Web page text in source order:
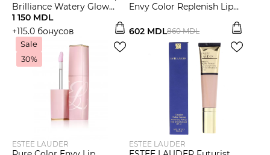
Brilliance Watery Glow
Primer Праймер для лица
1 150 MDL
+115.0 бонусов
Envy Color Replenish Lip
602 MDL860 MDL
Sale
30%
ESTEE LAUDER ESTEE LAUDER